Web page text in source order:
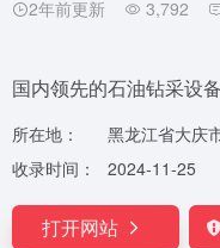
2年前更新 3,792
国内领先的石油钻采设
所在地：
黑龙江省大庆
收录时间：
2024-11-25
打开网站